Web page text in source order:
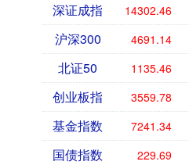
深证成指 14300.66
沪深300 4690.59
北证50 1135.41
创业板指 3558.88
基金指数 7241.33
国债指数 229.69